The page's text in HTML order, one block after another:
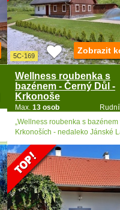
5C-169
Wellness roubenka s
bazénem - Černý Důl -
Krkonoše
Max.13 osob
Zobrazit
„Wellness roubenka s bazénem
Krkonoších - nedaleko Jánské